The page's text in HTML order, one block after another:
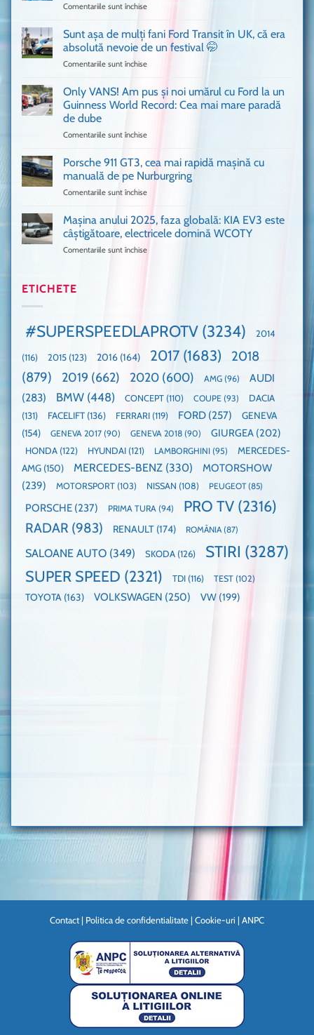
văzut
Comentariile sunt închise
a
în
mașină
Ferrari
Sunt așa de mulți fani Ford Transit în UK, că era
absolută nevoie de un festival 🤭
Comentariile sunt închise
așa
mulți
în
UK,
nevoie
de
Only VANS! Am pus și noi umărul cu Ford la un
Guinness World Record: Cea mai mare paradă
de dube
Comentariile sunt închise
VANS!
Am
pus
umărul
cu
mai
mare
paradă
de
dube
Porsche 911 GT3, cea mai rapidă mașină cu
manuală de pe Nurburgring
Comentariile sunt închise
911
GT3,
cea
pe
Nurburgring
Mașina anului 2025, faza globală: KIA EV3 este
câștigătoare, electricele domină WCOTY
Comentariile sunt închise
EV3
câștigătoare,
domină
WCOTY
ETICHETE
#SUPERSPEEDLAPROTV (3234) 2014
(116) 2015 (123) 2016 (164) 2017 (1683)
2018
(879)
2019 (662) 2020 (600) AMG (96)
AUDI
(283)
BMW (448) CONCEPT (110) COUPE (93)
DACIA
(131)
FACELIFT (136) FERRARI (119) FORD (257)
GENEVA
(154)
GENEVA 2017 (90) GENEVA 2018 (90) GIURGEA (202)
HONDA (122) HYUNDAI (121) LAMBORGHINI (95)
MERCEDES-
AMG (150) MERCEDES-BENZ (330)
MOTORSHOW
(239)
MOTORSPORT (103) NISSAN (108) PEUGEOT(85)
PORSCHE (237) PRIMA TURA (94) PRO TV (2316)
RADAR (983) RENAULT (174) ROMÂNIA (87)
SALOANE AUTO (349) SKODA (126) STIRI (3287)
SUPER SPEED (2321) TDI (116) TEST (102)
TOYOTA (163) VOLKSWAGEN (250) VW (199)
Contact | Politica de confidentialitate | Cookie-uri | ANPC